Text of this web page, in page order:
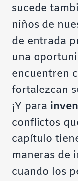
sucede
niños de
de entrada
una
encuentren
fortalezcan
¡Y para
conflictos
capítulo
maneras de
cuando los